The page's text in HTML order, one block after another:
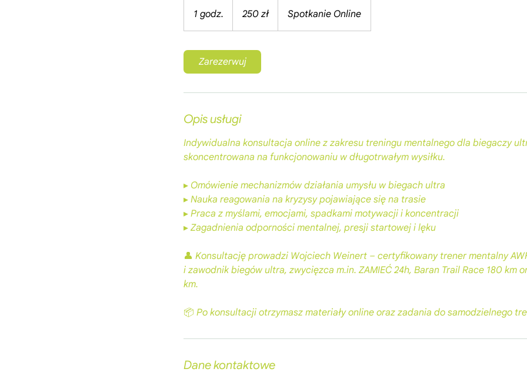
1 godz.
g
polskich
250 zł Spotkanie Online
Zarezerwuj
Opis usługi
Indywidualna konsultacja online z zakresu treningu mentalnego dla biegaczy
skoncentrowana na funkcjonowaniu w długotrwałym wysiłku.
▸ Omówienie mechanizmów działania umysłu w biegach ultra
▸ Nauka reagowania na kryzysy pojawiające się na trasie
▸ Praca z myślami, emocjami, spadkami motywacji i koncentracji
▸ Zagadnienia odporności mentalnej, presji startowej i lęku
👤 Konsultację prowadzi Wojciech Weinert – certyfikowany trener mentalny
i zawodnik biegów ultra, zwycięzca m.in. ZAMIEĆ 24h, Baran Trail Race 180 km
km.
📦 Po konsultacji otrzymasz materiały online oraz zadania do samodzielnego
Dane kontaktowe